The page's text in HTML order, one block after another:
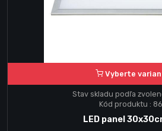
Vyberte
Stav skladu podľa
Kód produktu :
LED panel